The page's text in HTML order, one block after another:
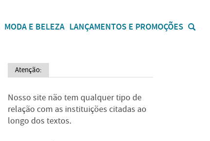
MODA E BELEZA LANÇAMENTOS E PROMOÇÕES
Atenção:
Nosso site não tem qualquer tipo de
relação com as instituições citadas ao
longo dos textos.